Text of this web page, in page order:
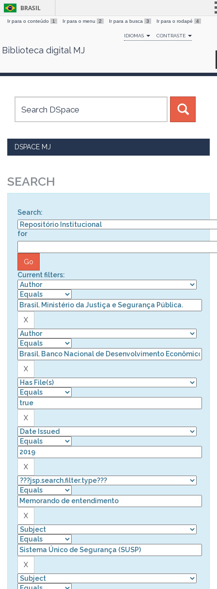
Skip
BRASIL
Simplifique!
Comunica BR
Canais
Ir para o conteúdo 1 Ir para o menu 2 Ir para a busca 3 Ir para o rodapé 4
IDIOMAS CONTRASTE
Biblioteca digital MJ
DSPACE MJ
SEARCH
Search:
for
Current filters: